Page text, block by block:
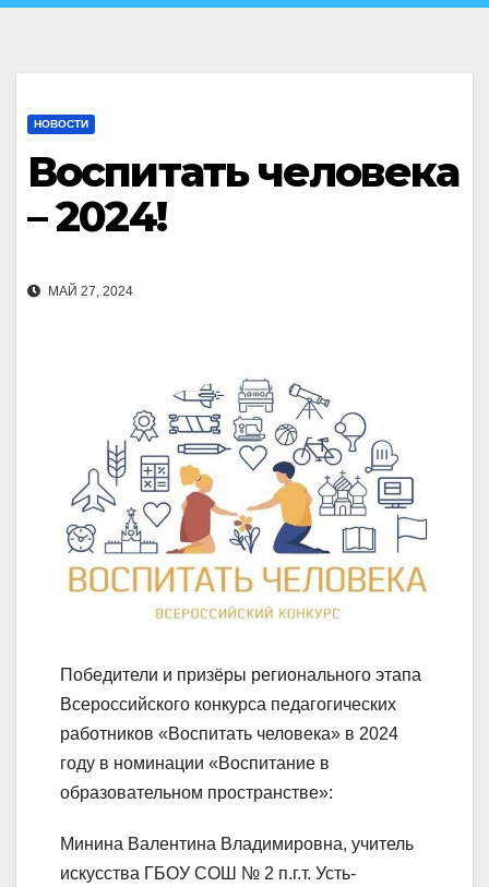
НОВОСТИ
Воспитать человека
– 2024!
МАЙ 27, 2024
Победители и призёры регионального этапа
Всероссийского конкурса педагогических
работников «Воспитать человека» в 2024
году в номинации «Воспитание в
образовательном пространстве»:
Минина Валентина Владимировна, учитель
искусства ГБОУ СОШ № 2 п.г.т. Усть-